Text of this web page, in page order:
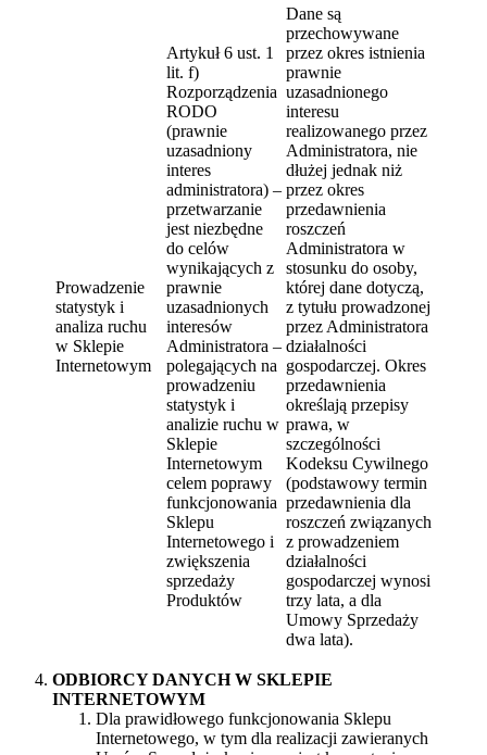
Prowadzenie
statystyk i
analiza ruchu
w Sklepie
Internetowym
Artykuł 6 ust. 1
lit. f)
Rozporządzenia
RODO
(prawnie
uzasadniony
interes
administratora) –
przetwarzanie
jest niezbędne
do celów
wynikających z
prawnie
uzasadnionych
interesów
Administratora –
polegających na
prowadzeniu
statystyk i
analizie ruchu w
Sklepie
Internetowym
celem poprawy
funkcjonowania
Sklepu
Internetowego i
zwiększenia
sprzedaży
Produktów
Dane są
przechowywane
przez okres istnienia
prawnie
uzasadnionego
interesu
realizowanego przez
Administratora, nie
dłużej jednak niż
przez okres
przedawnienia
roszczeń
Administratora w
stosunku do osoby,
której dane dotyczą,
z tytułu prowadzonej
przez Administratora
działalności
gospodarczej. Okres
przedawnienia
określają przepisy
prawa, w
szczególności
Kodeksu Cywilnego
(podstawowy termin
przedawnienia dla
roszczeń związanych
z prowadzeniem
działalności
gospodarczej wynosi
trzy lata, a dla
Umowy Sprzedaży
dwa lata).
ODBIORCY DANYCH W SKLEPIE
INTERNETOWYM
Dla prawidłowego funkcjonowania Sklepu
Internetowego, w tym dla realizacji zawieranych